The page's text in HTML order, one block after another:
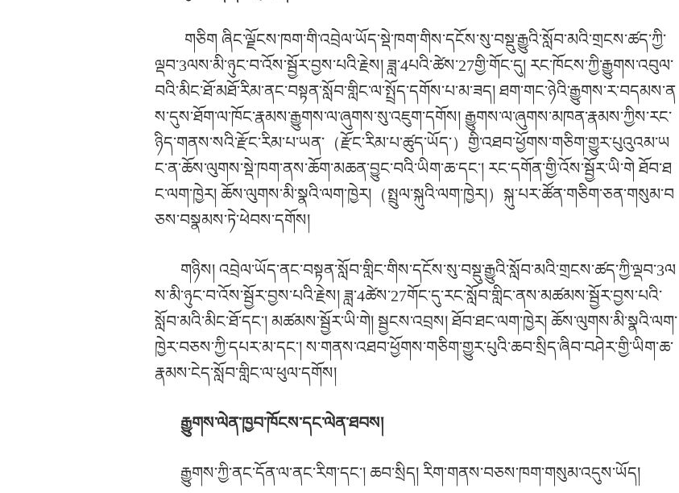
གཅིག ཞིང་ལྗོངས་ཁག་གི་འབྲེལ་ཡོད་སྡེ་ཁག་གིས་དངོས་སུ་བསྡུ་རྒྱུའི་སློབ་མའི་གྲངས་ཚད་ཀྱི་
ལྡབ་3ལས་མི་ཉུང་བ་འོས་སྦྱོར་བྱས་པའི་རྗེས། ཟླ་4པའི་ཚེས་27གྱི་གོང་དུ། རང་ཁོངས་ཀྱི་རྒྱུགས་འབུལ་
བའི་མིང་ཐོ་མཐོ་རིམ་ནང་བསྟན་སློབ་གླིང་ལ་སྤྲོད་དགོས་པ་མ་ཟད། ཐག་གང་ཉེའི་རྒྱུགས་ར་བདམས་ན
ས་དུས་ཐོག་ལ་ཁོང་རྣམས་རྒྱུགས་ལ་ཞུགས་སུ་འཇུག་དགོས། རྒྱུགས་ལ་ཞུགས་མཁན་རྣམས་ཀྱིས་རང་
ཉིད་གནས་སའི་རྫོང་རིམ་པ་ཡན་ （རྫོང་རིམ་པ་ཚུད་ཡོད་） གྱི་འཐབ་ཕྱོགས་གཅིག་གྱུར་པུའུའམ་ཡ
ང་ན་ཆོས་ལུགས་སྡེ་ཁག་ནས་ཆོག་མཆན་བྱུང་བའི་ཡིག་ཆ་དང་། རང་དགོན་གྱི་འོས་སྦྱོར་ཡི་གེ ཐོབ་ཐ
ང་ལག་ཁྱེར། ཆོས་ལུགས་མི་སྣའི་ལག་ཁྱེར། （སྤྲུལ་སྐུའི་ལག་ཁྱེར།） སྐུ་པར་ཚོན་གཅིག་ཅན་གསུམ་བ
ཅས་བསྣམས་ཏེ་ཕེབས་དགོས།
གཉིས། འབྲེལ་ཡོད་ནང་བསྟན་སློབ་གླིང་གིས་དངོས་སུ་བསྡུ་རྒྱུའི་སློབ་མའི་གྲངས་ཚད་ཀྱི་ལྡབ་3ལ
ས་མི་ཉུང་བ་འོས་སྦྱོར་བྱས་པའི་རྗེས། ཟླ་4ཚེས་27གོང་དུ་རང་སློབ་གླིང་ནས་མཚམས་སྦྱོར་བྱས་པའི་
སློབ་མའི་མིང་ཐོ་དང་། མཚམས་སྦྱོར་ཡི་གེ། སྦྱངས་འབྲས། ཐོབ་ཐང་ལག་ཁྱེར། ཆོས་ལུགས་མི་སྣའི་ལག་
ཁྱེར་བཅས་ཀྱི་དཔར་མ་དང་། ས་གནས་འཐབ་ཕྱོགས་གཅིག་གྱུར་པུའི་ཆབ་སྲིད་ཞིབ་བཤེར་གྱི་ཡིག་ཆ་
རྣམས་ངེད་སློབ་གླིང་ལ་ཕུལ་དགོས།
རྒྱུགས་ལེན་ཁྱབ་ཁོངས་དང་ལེན་ཐབས།
རྒྱུགས་ཀྱི་ནང་དོན་ལ་ནང་རིག་དང་། ཆབ་སྲིད། རིག་གནས་བཅས་ཁག་གསུམ་འདུས་ཡོད།